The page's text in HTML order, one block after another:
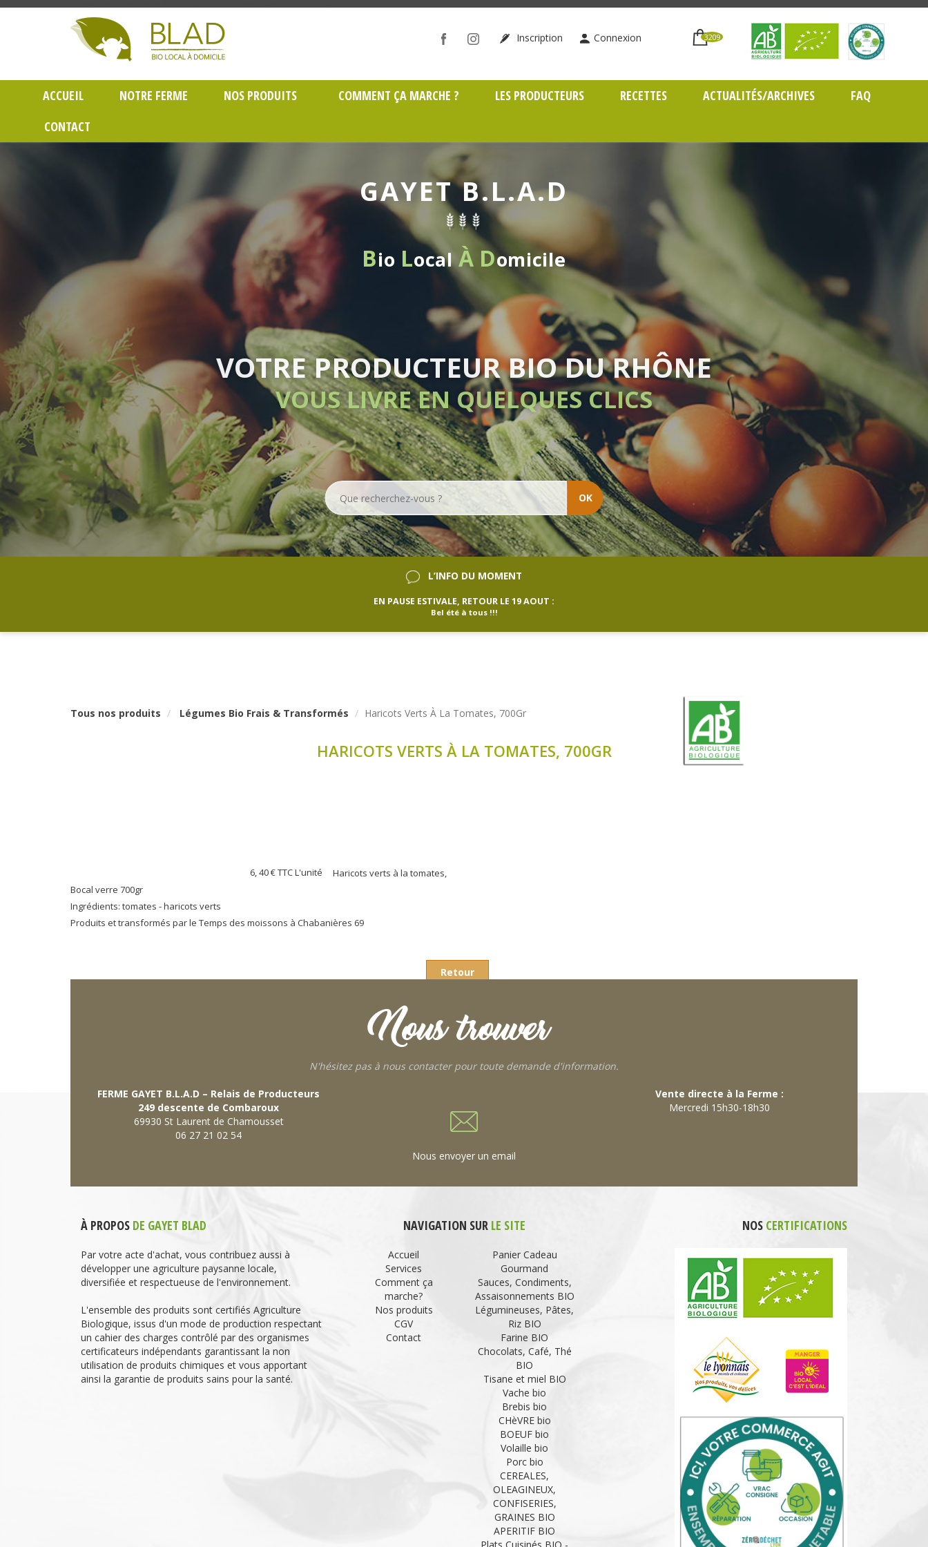
Inscription Connexion 3209
ACCUEIL NOTRE FERME NOS PRODUITS COMMENT ÇA MARCHE ? LES PRODUCTEURS RECETTES ACTUALITÉS/ARCHIVES
FAQ
CONTACT
GAYET B.L.A.D
Bio LocalÀ Domicile
LIVRAISON HEBDOMADAIRE
SANS ENGAGEMENT
OK
L’INFO DU MOMENT
EN PAUSE ESTIVALE, RETOUR LE 19 AOUT :
Bel été à tous !!!
Tous nos produits Légumes Bio Frais & Transformés Haricots Verts À La Tomates, 700Gr
HARICOTS VERTS À LA TOMATES, 700GR
6, 40 €TTC L'unité
Haricots verts à la tomates,
Bocal verre 700gr
Ingrédients: tomates - haricots verts
Produits et transformés par le Temps des moissons à Chabanières 69
Retour
Nous trouver
N'hésitez pas à nous contacter pour toute demande d'information.
FERME GAYET B.L.A.D – Relais de Producteurs
249 descente de Combaroux
69930 St Laurent de Chamousset
06 27 21 02 54
Nous envoyer un email
Vente directe à la Ferme :
Mercredi 15h30-18h30
À PROPOS DE GAYET BLAD
Par votre acte d'achat, vous contribuez aussi à
développer une agriculture paysanne locale,
diversifiée et respectueuse de l'environnement.
L'ensemble des produits sont certifiés Agriculture
Biologique, issus d'un mode de production respectant
un cahier des charges contrôlé par des organismes
certificateurs indépendants garantissant la non
utilisation de produits chimiques et vous apportant
ainsi la garantie de produits sains pour la santé.
NAVIGATION SUR LE SITE
Accueil
Services
Comment ça
marche?
Nos produits
CGV
Contact
Panier Cadeau
Gourmand
Sauces, Condiments,
Assaisonnements BIO
Légumineuses, Pâtes,
Riz BIO
Farine BIO
Chocolats, Café, Thé
BIO
Tisane et miel BIO
Vache bio
Brebis bio
CHèVRE bio
BOEUF bio
Volaille bio
Porc bio
CEREALES,
OLEAGINEUX,
CONFISERIES,
GRAINES BIO
APERITIF BIO
NOS CERTIFICATIONS